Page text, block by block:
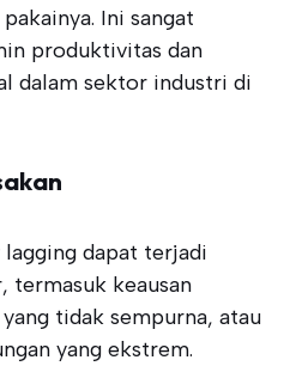
Ini sangat
produktivitas dan
dalam sektor industri di
lagging dapat terjadi
termasuk keausan
tidak sempurna, atau
yang ekstrem.